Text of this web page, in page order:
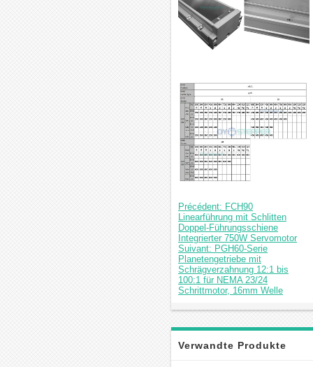
Précédent: FCH90
Linearführung mit Schlitten
Doppel-Führungsschiene
Integrierter 750W Servomotor
Suivant: PGH60-Serie
Planetengetriebe mit
Schrägverzahnung 12:1 bis
100:1 für NEMA 23/24
Schrittmotor, 16mm Welle
Verwandte Produkte